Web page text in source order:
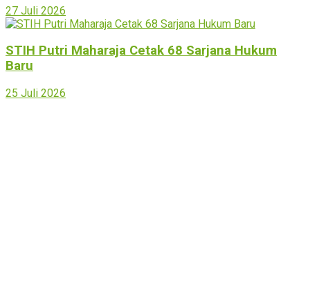
27 Juli 2026
STIH Putri Maharaja Cetak 68 Sarjana Hukum
Baru
25 Juli 2026